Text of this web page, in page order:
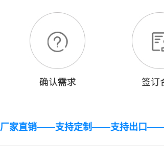
厂家直销——支持定制——支持出口